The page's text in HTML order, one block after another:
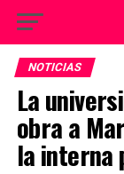
NOTICIAS
La
obra a
la interna